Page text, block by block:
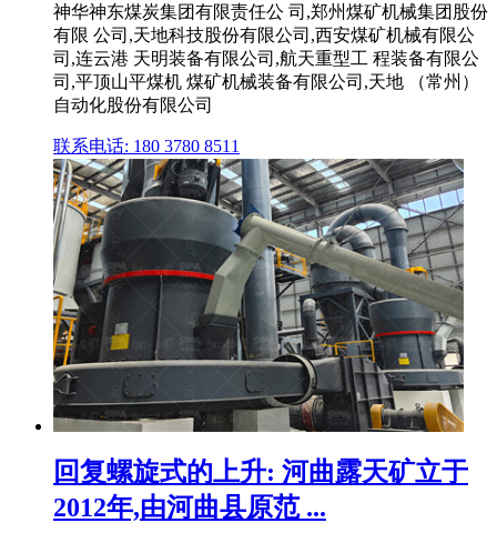
神华神东煤炭集团有限责任公 司,郑州煤矿机械集团股份
有限 公司,天地科技股份有限公司,西安煤矿机械有限公
司,连云港 天明装备有限公司,航天重型工 程装备有限公
司,平顶山平煤机 煤矿机械装备有限公司,天地 （常州）
自动化股份有限公司
联系电话: 180 3780 8511
回复螺旋式的上升: 河曲露天矿立于
2012年,由河曲县原范 ...